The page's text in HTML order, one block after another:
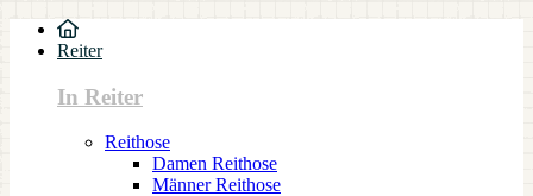
Reiter
In Reiter
Reithose
Damen Reithose
Männer Reithose